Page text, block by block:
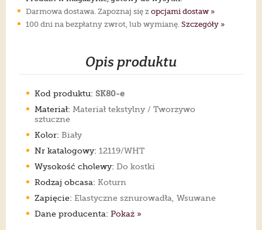
Darmowa dostawa. Zapoznaj się z opcjami dostaw »
100 dni na bezpłatny zwrot, lub wymianę. Szczegóły »
Opis produktu
Kod produktu: SK80-e
Materiał: Materiał tekstylny / Tworzywo
sztuczne
Kolor: Biały
Nr katalogowy: 12119/WHT
Wysokość cholewy: Do kostki
Rodzaj obcasa: Koturn
Zapięcie: Elastyczne sznurowadła, Wsuwane
Dane producenta: Pokaż »